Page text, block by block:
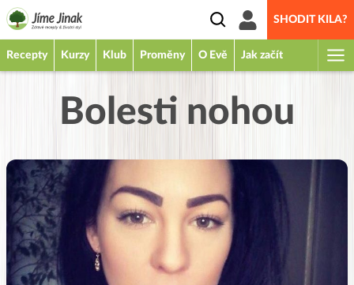
SHODIT KILA?
Recepty Kurzy Klub Proměny O Evě Jak začít
Bolesti nohou